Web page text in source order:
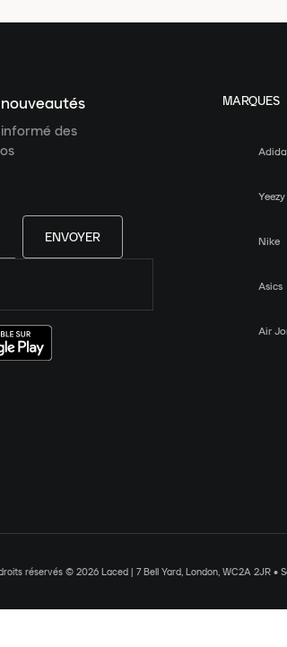
des
ENVOYER
MARQUES
Yeezy
Nike
Asics
Air
réservés © 2026 Laced | 7 Bell Yard, London, WC2A 2JR